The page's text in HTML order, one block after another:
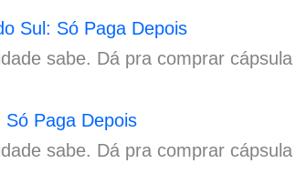
Sul: Só Paga Depois
sabe. Dá pra comprar
Paga Depois
sabe. Dá pra comprar